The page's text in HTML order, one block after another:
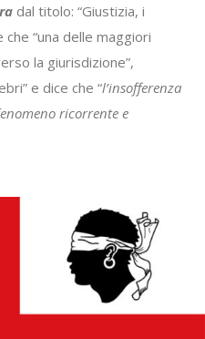
dal titolo: “Giustizia, i
“una delle maggiori
la giurisdizione”,
e dice che “l’insofferenza
ricorrente e